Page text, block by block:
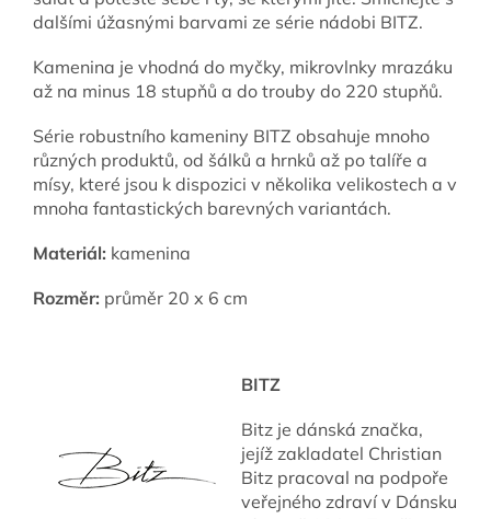
dalšími úžasnými barvami ze série nádobi BITZ.
Kamenina je vhodná do myčky, mikrovlnky mrazáku
až na minus 18 stupňů a do trouby do 220 stupňů.
Série robustního kameniny BITZ obsahuje mnoho
různých produktů, od šálků a hrnků až po talíře a
mísy, které jsou k dispozici v několika velikostech a v
mnoha fantastických barevných variantách.
Materiál: kamenina
Rozměr: průměr 20 x 6 cm
BITZ
Bitz je dánská značka,
jejíž zakladatel Christian
Bitz pracoval na podpoře
veřejného zdraví v Dánsku